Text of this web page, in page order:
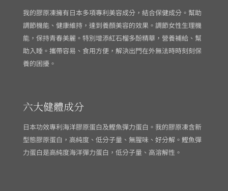
我的膠原凍擁有日本多項專利美容成分，結合保健成分。幫助
調節機能、健康維持，達到養顏美容的效果。調節女性生理機
能，保持青春美麗。特別增添紅石榴多酚精華，營養補給、幫
助入睡。攜帶容易、食用方便，解決出門在外無法時時刻刻保
養的困擾。
六大健體成分
日本功效專利海洋膠原蛋白及鰹魚彈力蛋白。我的膠原凍含新
型態膠原蛋白，高純度、低分子量、無腥味、好分解。鰹魚彈
力蛋白是高純度海洋彈力蛋白，低分子量、高溶解性。